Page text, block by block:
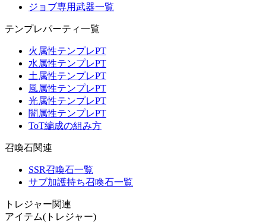
ジョブ専用武器一覧
テンプレパーティ一覧
火属性テンプレPT
水属性テンプレPT
土属性テンプレPT
風属性テンプレPT
光属性テンプレPT
闇属性テンプレPT
ToT編成の組み方
召喚石関連
SSR召喚石一覧
サブ加護持ち召喚石一覧
トレジャー関連
アイテム(トレジャー)